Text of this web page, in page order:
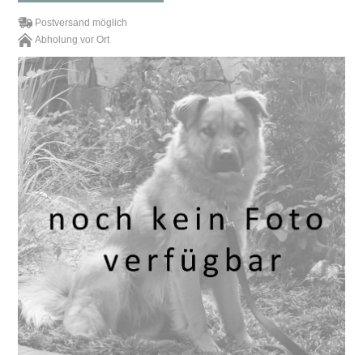
Postversand möglich
Abholung vor Ort